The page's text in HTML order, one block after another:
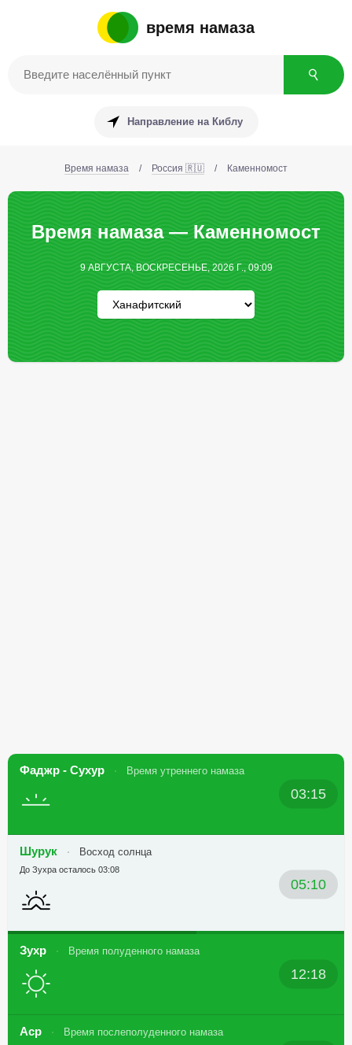
время намаза
Направление на Киблу
Время намаза / Россия 🇷🇺 / Каменномост
Время намаза — Каменномост
9 АВГУСТА, ВОСКРЕСЕНЬЕ, 2026 Г., 09:09
Фаджр - Сухур Время утреннего намаза
03:15
Шурук Восход солнца
05:10
До Зухра осталось 03:08
Зухр Время полуденного намаза
12:18
Аср Время послеполуденного намаза